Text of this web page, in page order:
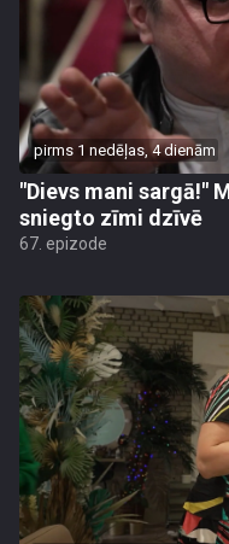
pirms 1 nedēļas, 4 dienām
"Dievs mani sargā!"
sniegto zīmi dzīvē
67. epizode